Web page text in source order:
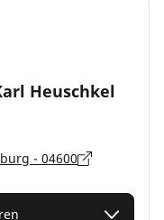
Heuschkel
- 04600